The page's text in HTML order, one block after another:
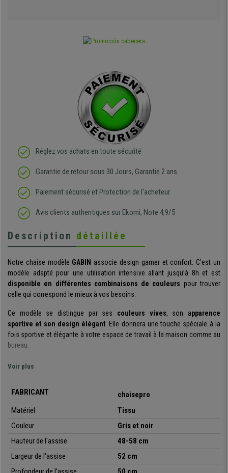
Réglez vos achats en toute sécurité
Garantie de retour sous 30 Jours, Garantie 2 ans
Paiement sécurisé et Protection de l'acheteur
Avis clients authentiques sur Ekomi, Note 4,9/5
Description détaillée
Notre chaise modèle GABIN associe design gamer et confort. C’est un
modèle adapté pour une utilisation intensive allant jusqu’à 8h et est
disponible en différentes combinaisons de couleurs pour trouver
celle qui correspond le mieux à vos besoins.
Ce modèle se distingue par ses couleurs vives, son apparence
sportive et son design élégant. Elle donnera une touche spéciale à la
fois sportive et élégante à votre espace de travail à la maison comme au
bureau.
Elle possède un mécanisme d’inclinaison synchrone
l’intensité avec laquelle la chaise est inclinée pour l’adapter selon vos
envies. Il vous suffit d’actionner le levier vers l’extérieur de la chaise, si
position rigide normale.
Cette fonctionnalité est très utile car elle
permet de choisir entre les deux options selon vos envies.
C’est unmodèle recommandé pour une utilisation quotidienne
jusqu’à 8 heuresgrâce à son design ergonomique, son mécanisme
Voir plus
FABRICANT
chaisepro
Matériel
Tissu
Couleur
Gris et noir
Hauteur de l'assise
48-58 cm
Largeur de l'assise
52 cm